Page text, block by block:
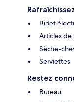
Bidet
Articles
Sèche-
Serviettes
Restez
Bureau